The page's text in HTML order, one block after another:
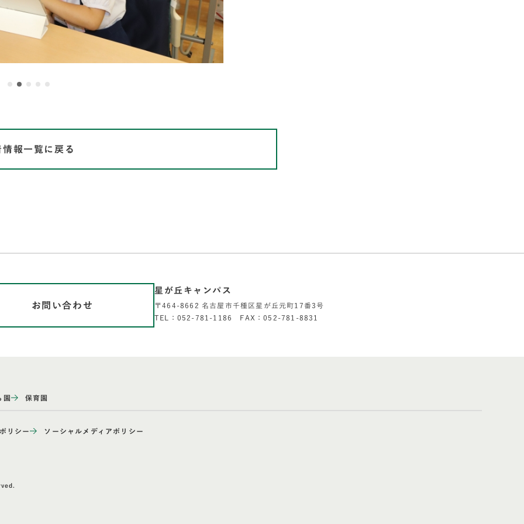
情報一覧に戻る
お問い合わせ
星が丘キャンパス
〒464-8662 名古屋市千種区星が丘元町17番3号
TEL：052-781-1186 FAX：052-781-8831
園 保育園
リシー ソーシャルメディアポリシー